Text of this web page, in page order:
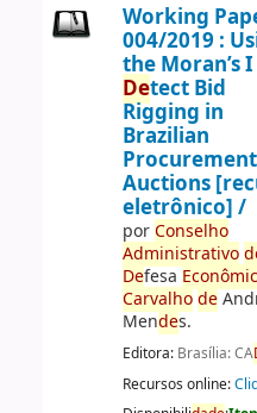
Working
004/2019 :
the Moran’s
Detect Bid
Rigging in
Brazilian
Procurement
Auctions
eletrônico] /
porConselho
Administrativo
Defesa
Carvalho de
Mendes.
Editora: Brasília: CA
Recursos online: